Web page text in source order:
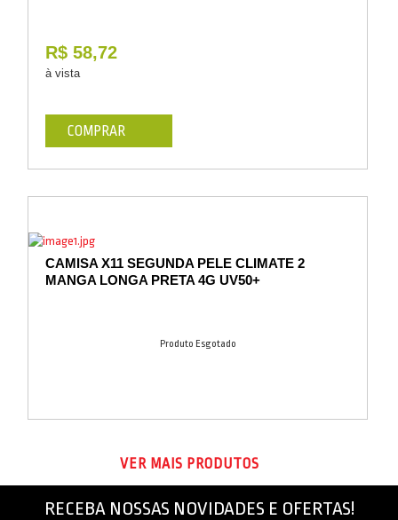
R$ 58,72
à vista
COMPRAR
CAMISA X11 SEGUNDA PELE CLIMATE 2
MANGA LONGA PRETA 4G UV50+
Produto Esgotado
VER MAIS PRODUTOS
RECEBA NOSSAS NOVIDADES E OFERTAS!